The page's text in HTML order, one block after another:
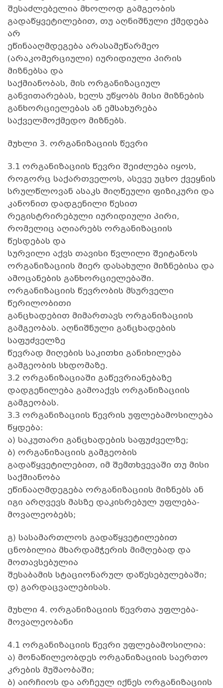
შესაძლებელია მხოლოდ გამგეობის
გადაწყვეტილებით, თუ აღნიშნული ქმედება
არ
ეწინააღმდეგება არასამეწარმეო
(არაკომერციული) იურიდიული პირის
მიზნებსა და
საქმიანობას, მის ორგანიზაციულ
განვითარებას, ხელს უწყობს მისი მიზნების
განხორციელებას ან ემსახურება
საქველმოქმედო მიზნებს.
მუხლი 3. ორგანიზაციის წევრი
3.1 ორგანიზაციის წევრი შეიძლება იყოს,
როგორც საქართველოს, ასევე უცხო ქვეყნის
სრულწლოვან ასაკს მიღწეული ფიზიკური და
კანონით დადგენილი წესით
რეგისტრირებული იურიდიული პირი,
რომელიც აღიარებს ორგანიზაციის
წესდებას და
სურვილი აქვს თავისი წვლილი შეიტანოს
ორგანიზაციის მიერ დასახული მიზნებისა და
ამოცანების განხორციელებაში.
ორგანიზაციის წევრობის მსურველი
წერილობითი
განცხადებით მიმართავს ორგანიზაციის
გამგეობას. აღნიშნული განცხადების
საფუძველზე
წევრად მიღების საკითხი განიხილება
გამგეობის სხდომაზე.
3.2 ორგანიზაციაში გაწევრიანებაზე
დადგენილება გამოაქვს ორგანიზაციის
გამგეობას.
3.3 ორგანიზაციის წევრის უფლებამოსილება
წყდება:
ა) საკუთარი განცხადების საფუძველზე;
ბ) ორგანიზაციის გამგეობის
გადაწყვეტილებით, იმ შემთხვევაში თუ მისი
საქმიანობა
ეწინააღმდეგება ორგანიზაციის მიზნებს ან
იგი არღვევს მასზე დაკისრებულ უფლება-
მოვალეობებს;
გ) სასამართლოს გადაწყვეტილებით
ცნობილია მხარდამჭერის მიმღებად და
მოთავსებულია
შესაბამის სტაციონარულ დაწესებულებაში;
დ) გარდაცვალებისას.
მუხლი 4. ორგანიზაციის წევრთა უფლება-
მოვალეობანი
4.1 ორგანიზაციის წევრი უფლებამოსილია:
ა) მონაწილეობდეს ორგანიზაციის საერთო
კრების მუშაობაში;
ბ) აირჩიოს და არჩეულ იქნეს ორგანიზაციის